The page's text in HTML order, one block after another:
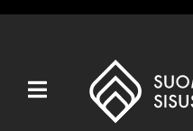
Kaikki tuotteet